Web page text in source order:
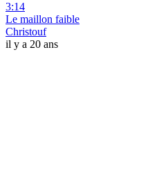
3:14
Le maillon faible
Christouf
il y a 20 ans